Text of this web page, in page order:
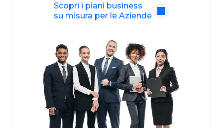
Scopri i piani business
su misura per le Aziende